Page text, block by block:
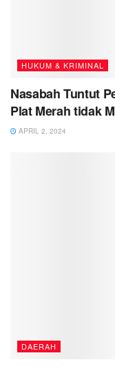
HUKUM & KRIMINAL
Nasabah Tuntut
Plat Merah tidak
APRIL 2, 2024
DAERAH